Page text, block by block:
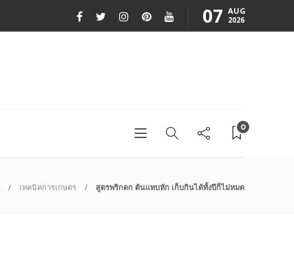
07 AUG
2026
0
เทคนิคการเกษตร สูตรพริกดก ต้นแทบหัก เก็บกินได้ทั้งปีก็ไม่หมด